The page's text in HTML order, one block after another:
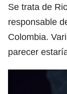
Se trata de
responsable
Colombia.
parecer